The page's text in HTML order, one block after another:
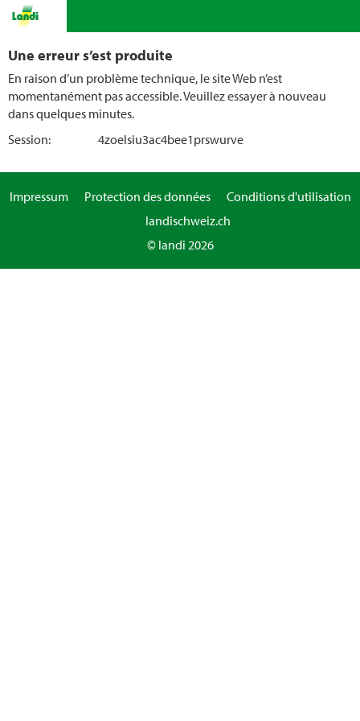
Une erreur s’est produite
En raison d’un problème technique, le site Web n’est
momentanément pas accessible. Veuillez essayer à nouveau
dans quelques minutes.
Session:
4zoelsiu3ac4bee1prswurve
Impressum Protection des données
Conditions d'utilisation
landischweiz.ch
© landi 2026